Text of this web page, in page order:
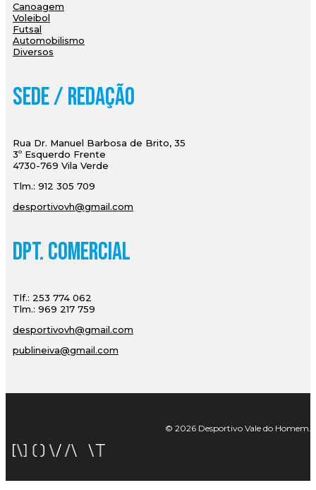
Canoagem
Voleibol
Futsal
Automobilismo
Diversos
Sede / Redação
Rua Dr. Manuel Barbosa de Brito, 35
3º Esquerdo Frente
4730-769 Vila Verde
Tlm.: 912 305 709
desportivovh@gmail.com
Dpt. Comercial
Tlf.: 253 774 062
Tlm.: 969 217 759
desportivovh@gmail.com
publineiva@gmail.com
© 2026 Desportivo Vale do Homem.